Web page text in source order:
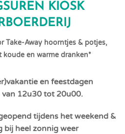
KIOSK
Take-Away hoorntjes & potjes,
koude en warme dranken*
en feestdagen
12u30 tot 20u00.
tijdens het weekend &
bij heel zonnig weer